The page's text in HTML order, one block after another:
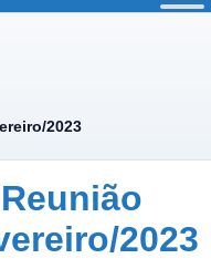
2023
2023